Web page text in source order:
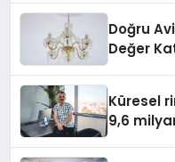
Doğru
Değer
Küresel
9,6